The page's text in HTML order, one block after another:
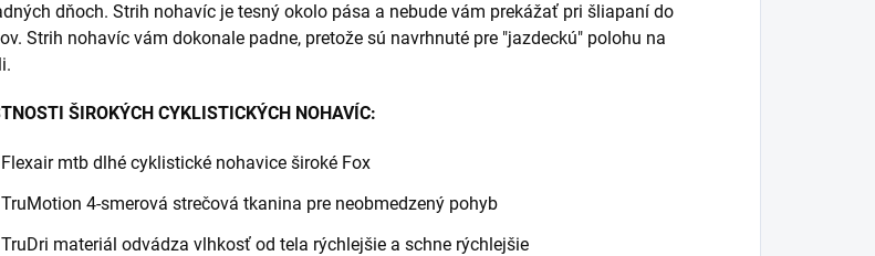
dňoch. Strih nohavíc je tesný okolo pása a nebude vám prekážať pri šliapaní do
Strih nohavíc vám dokonale padne, pretože sú navrhnuté pre "jazdeckú" polohu na
ŠIROKÝCH CYKLISTICKÝCH NOHAVÍC:
Flexair mtb dlhé cyklistické nohavice široké Fox
TruMotion 4-smerová strečová tkanina pre neobmedzený pohyb
TruDri materiál odvádza vlhkosť od tela rýchlejšie a schne rýchlejšie